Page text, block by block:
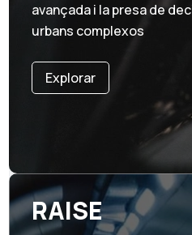
avançada i la presa de
urbans complexos
Explorar
RAISE